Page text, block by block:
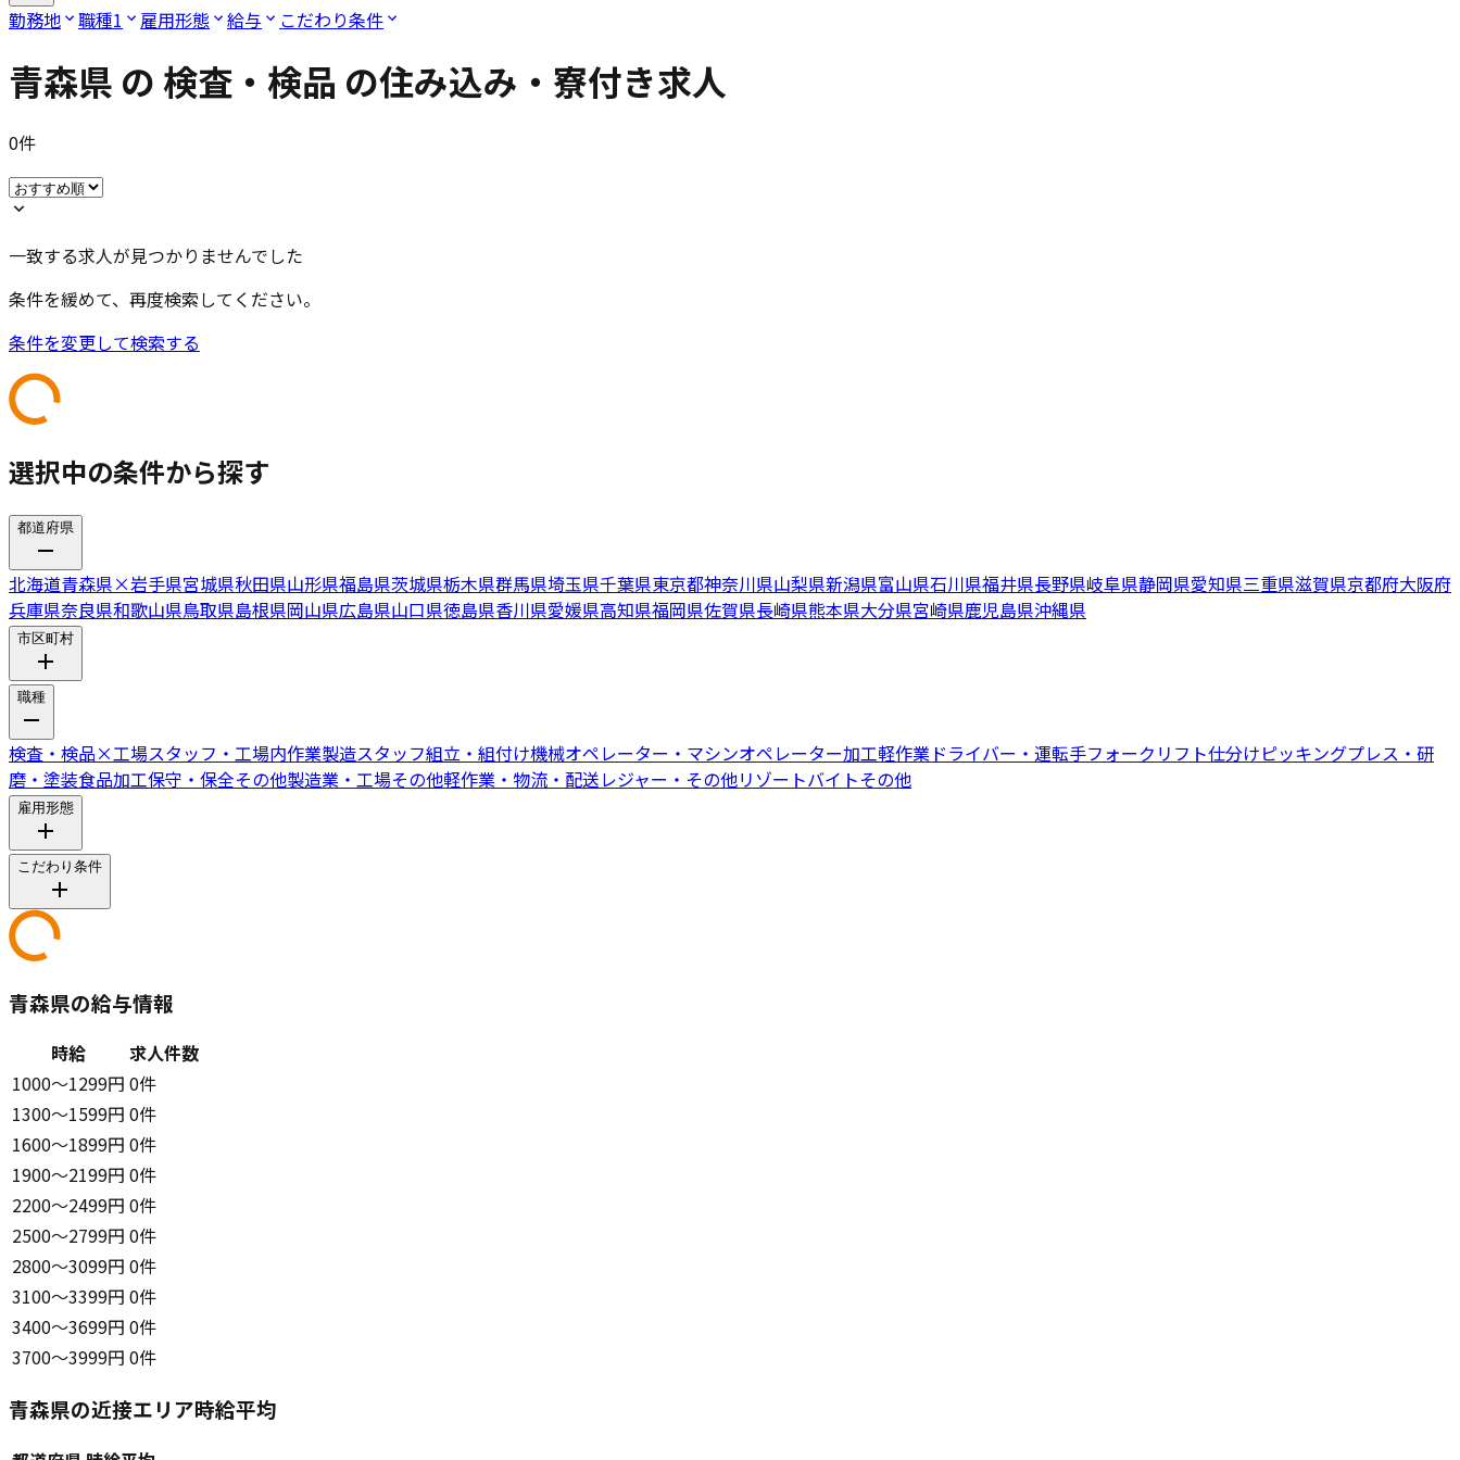
勤務地 職種1 雇用形態 給与 こだわり条件
青森県 の 検査・検品 の住み込み・寮付き求人
0件
一致する求人が見つかりませんでした
条件を緩めて、再度検索してください。
条件を変更して検索する
選択中の条件から探す
都道府県
北海道青森県×岩手県宮城県秋田県山形県福島県茨城県栃木県群馬県埼玉県千葉県東京都神奈川県山梨県新潟県富山県石川県福井県長野県岐阜県静岡県愛知県三重県滋賀県京都府大阪府
兵庫県奈良県和歌山県鳥取県島根県岡山県広島県山口県徳島県香川県愛媛県高知県福岡県佐賀県長崎県熊本県大分県宮崎県鹿児島県沖縄県
市区町村
職種
検査・検品×工場スタッフ・工場内作業製造スタッフ組立・組付け機械オペレーター・マシンオペレーター加工軽作業ドライバー・運転手フォークリフト仕分けピッキングプレス・研
磨・塗装食品加工保守・保全その他製造業・工場その他軽作業・物流・配送レジャー・その他リゾートバイトその他
雇用形態
こだわり条件
青森県の給与情報
時給
求人件数
1000〜1299円 0件
1300〜1599円 0件
1600〜1899円 0件
1900〜2199円 0件
2200〜2499円 0件
2500〜2799円 0件
2800〜3099円 0件
3100〜3399円 0件
3400〜3699円 0件
3700〜3999円 0件
青森県の近接エリア時給平均